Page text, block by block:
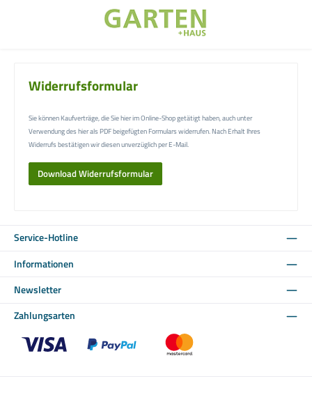
Widerrufsformular
Sie können Kaufverträge, die Sie hier im Online-Shop getätigt haben, auch unter
Verwendung des hier als PDF beigefügten Formulars widerrufen. Nach Erhalt Ihres
Widerrufs bestätigen wir diesen unverzüglich per E-Mail.
Download Widerrufsformular
Service-Hotline
Informationen
Newsletter
Zahlungsarten